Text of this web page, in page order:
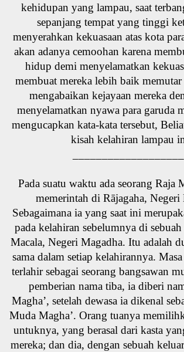
kehidupan yang lampau, saat
sepanjang tempat yang tinggi
menyerahkan kekuasaan atas kota
akan adanya cemoohan karena
hidup demi menyelamatkan
membuat mereka lebih baik memutar
mengabaikan kejayaan mereka
menyelamatkan nyawa para garuda
mengucapkan kata-kata tersebut,
kisah kelahiran lampau
Pada suatu waktu ada seorang Raja
memerintah di Rājagaha, Negeri
Sebagaimana ia yang saat ini
pada kelahiran sebelumnya di
Macala, Negeri Magadha. Itu adalah
sama dalam setiap kelahirannya.
terlahir sebagai seorang bangsawan
pemberian nama tiba, ia diberi
Magha’, setelah dewasa ia dikenal
Muda Magha’. Orang tuanya
untuknya, yang berasal dari kasta
mereka; dan dia, dengan sebuah